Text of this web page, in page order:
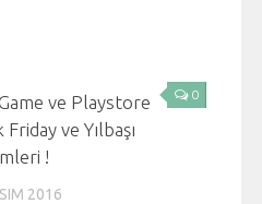
0
ve Playstore
Friday ve Yılbaşı
!
2016